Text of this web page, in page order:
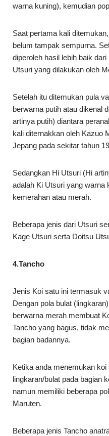
warna kuning), kemudian
Saat pertama kali
belum tampak sempurna.
diperoleh hasil lebih baik
Utsuri yang dilakukan oleh
Setelah itu ditemukan pula
berwarna putih atau dikenal
artinya putih) diantara
kali diternakkan oleh Kazuo
Jepang pada sekitar tahun
Sedangkan Hi Utsuri (Hi
adalah Ki Utsuri yang warna
kemerahan atau merah.
Beberapa jenis dari Utsuri
Kage Utsuri serta Doitsu
4.Tancho
Jenis Koi satu ini termasuk
Dengan pola bulat
berwarna merah membuat
Tancho yang bagus, tidak
bagian badannya.
Ketika anda menemukan
lingkaran/bulat pada bagian
namun memiliki beberapa
Maruten.
Beberapa jenis Tancho